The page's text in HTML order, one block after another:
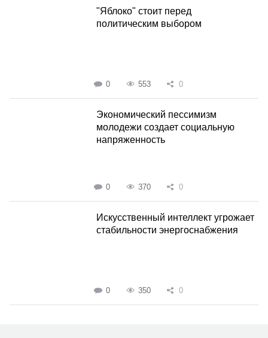
"Яблоко" стоит перед
политическим выбором
0 553 0
Экономический пессимизм
молодежи создает социальную
напряженность
0 370 0
Искусственный интеллект угрожает
стабильности энергоснабжения
0 350 0